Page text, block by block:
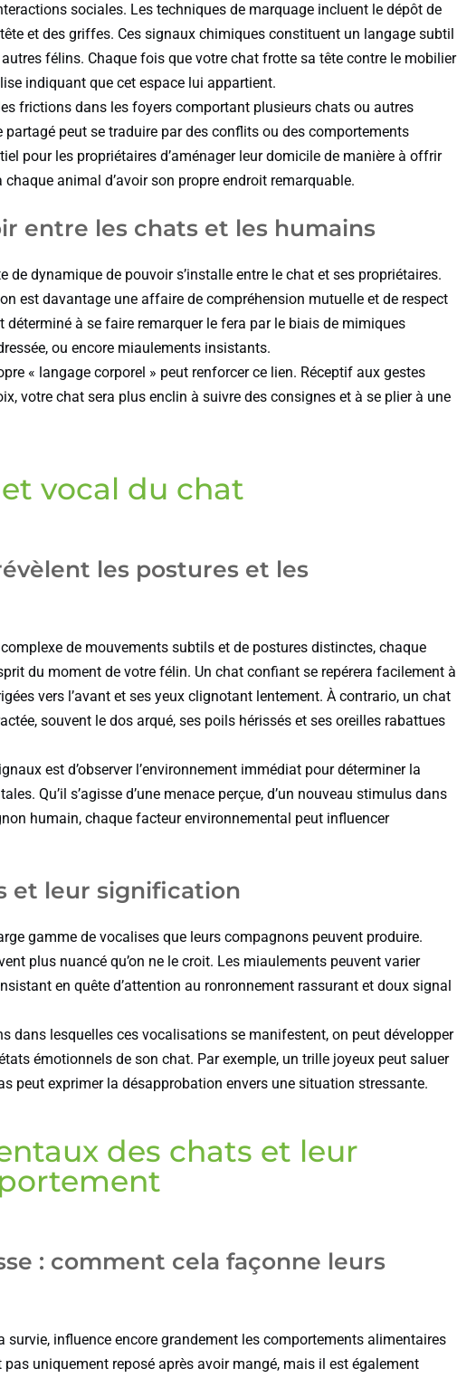
sociales. Les techniques de marquage incluent le dépôt de
et des griffes. Ces signaux chimiques constituent un langage subtil
félins. Chaque fois que votre chat frotte sa tête contre le mobilier
indiquant que cet espace lui appartient.
frictions dans les foyers comportant plusieurs chats ou autres
peut se traduire par des conflits ou des comportements
pour les propriétaires d’aménager leur domicile de manière à offrir
animal d’avoir son propre endroit remarquable.
entre les chats et les humains
de dynamique de pouvoir s’installe entre le chat et ses propriétaires.
est davantage une affaire de compréhension mutuelle et de respect
déterminé à se faire remarquer le fera par le biais de mimiques
ou encore miaulements insistants.
« langage corporel » peut renforcer ce lien. Réceptif aux gestes
votre chat sera plus enclin à suivre des consignes et à se plier à une
vocal du chat
les postures et les
de mouvements subtils et de postures distinctes, chaque
du moment de votre félin. Un chat confiant se repérera facilement à
vers l’avant et ses yeux clignotant lentement. À contrario, un chat
souvent le dos arqué, ses poils hérissés et ses oreilles rabattues
est d’observer l’environnement immédiat pour déterminer la
Qu’il s’agisse d’une menace perçue, d’un nouveau stimulus dans
humain, chaque facteur environnemental peut influencer
et leur signification
gamme de vocalises que leurs compagnons peuvent produire.
plus nuancé qu’on ne le croit. Les miaulements peuvent varier
en quête d’attention au ronronnement rassurant et doux signal
dans lesquelles ces vocalisations se manifestent, on peut développer
émotionnels de son chat. Par exemple, un trille joyeux peut saluer
peut exprimer la désapprobation envers une situation stressante.
des chats et leur
: comment cela façonne leurs
survie, influence encore grandement les comportements alimentaires
uniquement reposé après avoir mangé, mais il est également